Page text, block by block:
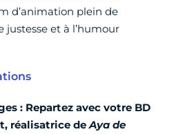
d’animation plein de
justesse et à l’humour
: Repartez avec votre BD
réalisatrice deAya de